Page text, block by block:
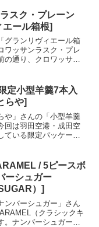
スク・プレーン
エール箱根]
グランリヴィエール箱
ワッサンラスク・プレ
の通り、クロワッサン
サイズのラスクでし
ンリヴィエ...＜続きを
定小型羊羹7本入
らや]
や」さんの「小型羊羹
回は羽田空港・成田空
ている限定パッケージ
が良いですね！今回は
、限...＜続きを読む＞
/ 5ピースボ
ーシュガー
）]
ンバーシュガー」さん
（クラシックキ
。ナンバーシュガーさ